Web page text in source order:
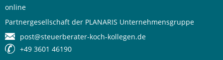
online
Partnergesellschaft der PLANARIS Unternehmensgruppe
post@steuerberater-koch-kollegen.de
+49 3601 46190